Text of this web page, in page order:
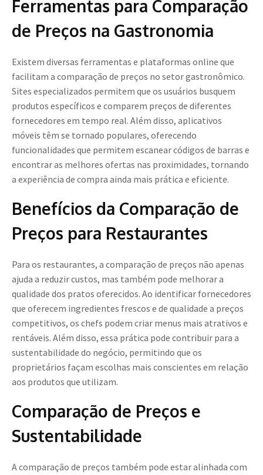
Ferramentas para Comparação
de Preços na Gastronomia
Existem diversas ferramentas e plataformas online que
facilitam a comparação de preços no setor gastronômico.
Sites especializados permitem que os usuários busquem
produtos específicos e comparem preços de diferentes
fornecedores em tempo real. Além disso, aplicativos
móveis têm se tornado populares, oferecendo
funcionalidades que permitem escanear códigos de barras e
encontrar as melhores ofertas nas proximidades, tornando
a experiência de compra ainda mais prática e eficiente.
Benefícios da Comparação de
Preços para Restaurantes
Para os restaurantes, a comparação de preços não apenas
ajuda a reduzir custos, mas também pode melhorar a
qualidade dos pratos oferecidos. Ao identificar fornecedores
que oferecem ingredientes frescos e de qualidade a preços
competitivos, os chefs podem criar menus mais atrativos e
rentáveis. Além disso, essa prática pode contribuir para a
sustentabilidade do negócio, permitindo que os
proprietários façam escolhas mais conscientes em relação
aos produtos que utilizam.
Comparação de Preços e
Sustentabilidade
A comparação de preços também pode estar alinhada com